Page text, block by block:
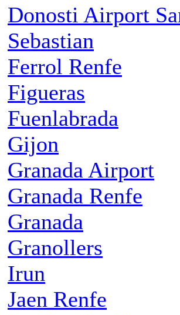
Donosti Airport
Sebastian
Ferrol Renfe
Figueras
Fuenlabrada
Gijon
Granada Airport
Granada Renfe
Granada
Granollers
Irun
Jaen Renfe